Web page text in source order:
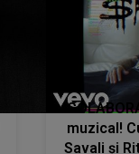
muzical!
Savali și